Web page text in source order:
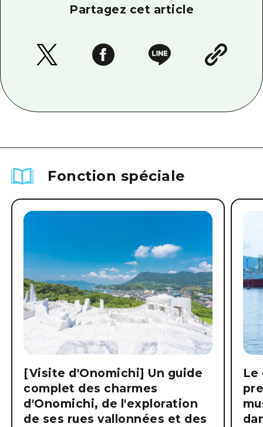
Partagez cet article
Fonction spéciale
[Visite d'Onomichi] Un guide
complet des charmes
d'Onomichi, de l'exploration
de ses rues vallonnées et des
Le